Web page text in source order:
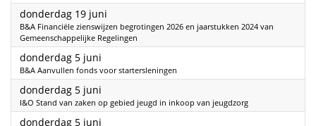
donderdag 19 juni
B&A Financiële zienswijzen begrotingen 2026 en jaarstukken 2024 van
Gemeenschappelijke Regelingen
donderdag 5 juni
B&A Aanvullen fonds voor startersleningen
donderdag 5 juni
I&O Stand van zaken op gebied jeugd in inkoop van jeugdzorg
donderdag 5 juni